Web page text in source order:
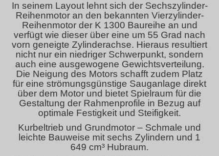
In seinem Layout lehnt sich der Sechszylinder-
Reihenmotor an den bekannten Vierzylinder-
Reihenmotor der K 1300 Baureihe an und
verfügt wie dieser über eine um 55 Grad nach
vorn geneigte Zylinderachse. Hieraus resultiert
nicht nur ein niedriger Schwerpunkt, sondern
auch eine ausgewogene Gewichtsverteilung.
Die Neigung des Motors schafft zudem Platz
für eine strömungsgünstige Sauganlage direkt
über dem Motor und bietet Spielraum für die
Gestaltung der Rahmenprofile in Bezug auf
optimale Festigkeit und Steifigkeit.
Kurbeltrieb und Grundmotor – Schmale und
leichte Bauweise mit sechs Zylindern und 1
649 cm³ Hubraum.